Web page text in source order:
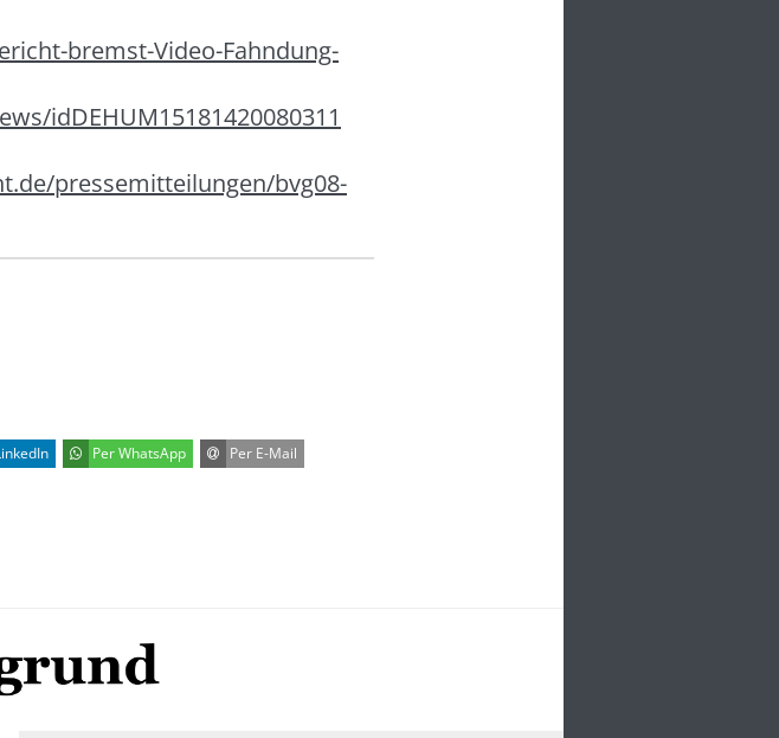
bremst-Video-Fahndung-
idDEHUM15181420080311
pressemitteilungen/bvg08-
Per WhatsApp Per E-Mail